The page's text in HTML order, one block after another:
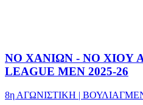
ΝΟ ΧΑΝΙΩΝ - ΝΟ ΧΙΟΥ
LEAGUE MEN 2025-26
8η ΑΓΩΝΙΣΤΙΚΗ |